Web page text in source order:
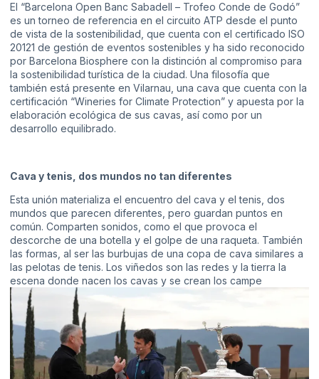
El “Barcelona Open Banc Sabadell – Trofeo Conde de Godó”
es un torneo de referencia en el circuito ATP desde el punto
de vista de la sostenibilidad, que cuenta con el certificado ISO
20121 de gestión de eventos sostenibles y ha sido reconocido
por Barcelona Biosphere con la distinción al compromiso para
la sostenibilidad turística de la ciudad. Una filosofía que
también está presente en Vilarnau, una cava que cuenta con la
certificación “Wineries for Climate Protection” y apuesta por la
elaboración ecológica de sus cavas, así como por un
desarrollo equilibrado.
Cava y tenis, dos mundos no tan diferentes
Esta unión materializa el encuentro del cava y el tenis, dos
mundos que parecen diferentes, pero guardan puntos en
común. Comparten sonidos, como el que provoca el
descorche de una botella y el golpe de una raqueta. También
las formas, al ser las burbujas de una copa de cava similares a
las pelotas de tenis. Los viñedos son las redes y la tierra la
escena donde nacen los cavas y se crean los campe